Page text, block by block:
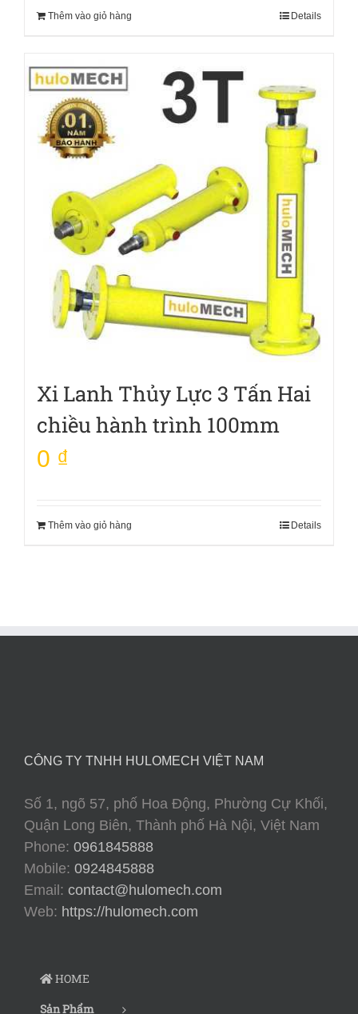
Thêm vào giỏ hàng Details
Xi Lanh Thủy Lực 3 Tấn Hai
chiều hành trình 100mm
0 ₫
Thêm vào giỏ hàng Details
CÔNG TY TNHH HULOMECH VIỆT NAM
Số 1, ngõ 57, phố Hoa Động, Phường Cự Khối,
Quận Long Biên, Thành phố Hà Nội, Việt Nam
Phone: 0961845888
Mobile: 0924845888
Email: contact@hulomech.com
Web: https://hulomech.com
HOME
Sản Phẩm